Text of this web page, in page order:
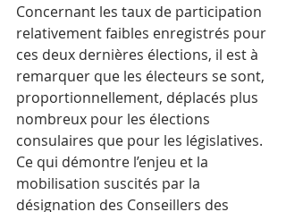
Concernant les taux de participation
relativement faibles enregistrés pour
ces deux dernières élections, il est à
remarquer que les électeurs se sont,
proportionnellement, déplacés plus
nombreux pour les élections
consulaires que pour les législatives.
Ce qui démontre l’enjeu et la
mobilisation suscités par la
désignation des Conseillers des